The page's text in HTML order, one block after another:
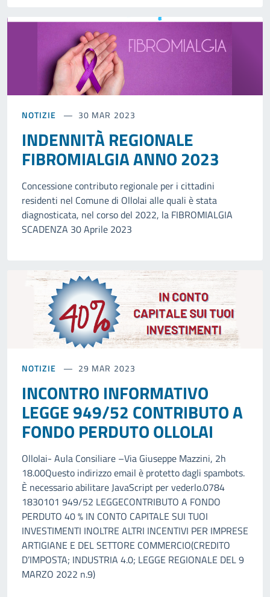
NOTIZIE 30 MAR 2023
INDENNITÀ REGIONALE
FIBROMIALGIA ANNO 2023
Concessione contributo regionale per i cittadini
residenti nel Comune di Ollolai alle quali è stata
diagnosticata, nel corso del 2022, la FIBROMIALGIA
SCADENZA 30 Aprile 2023
NOTIZIE 29 MAR 2023
INCONTRO INFORMATIVO
LEGGE 949/52 CONTRIBUTO A
FONDO PERDUTO OLLOLAI
Ollolai- Aula Consiliare –Via Giuseppe Mazzini, 2h
18.00Questo indirizzo email è protetto dagli spambots.
È necessario abilitare JavaScript per vederlo.0784
1830101 949/52 LEGGECONTRIBUTO A FONDO
PERDUTO 40 % IN CONTO CAPITALE SUI TUOI
INVESTIMENTI INOLTRE ALTRI INCENTIVI PER IMPRESE
ARTIGIANE E DEL SETTORE COMMERCIO(CREDITO
D’IMPOSTA; INDUSTRIA 4.0; LEGGE REGIONALE DEL 9
MARZO 2022 n.9)